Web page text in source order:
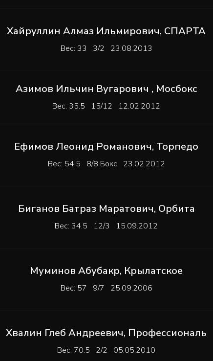
Хайруллин Алмаз Ильмирович, СПАРТА
Вес: 33 3/2 23.08.2013
Азимов Ильчин Вугарович , Мосбокс
Вес: 35.5 15/12 12.02.2012
Ефимов Леонид Романович, Торпедо
Вес: 54.5 8/8 Бокс 23.02.2012
Биганов Батраз Маратович, Орбита
Вес: 34.5 12/3 15.09.2012
Муминов Абубакр, Крылатское
Вес: 57 9/7 25.09.2006
Хвалин Глеб Андреевич, Профессиональ
Вес: 70.5 2/2 05.05.2010